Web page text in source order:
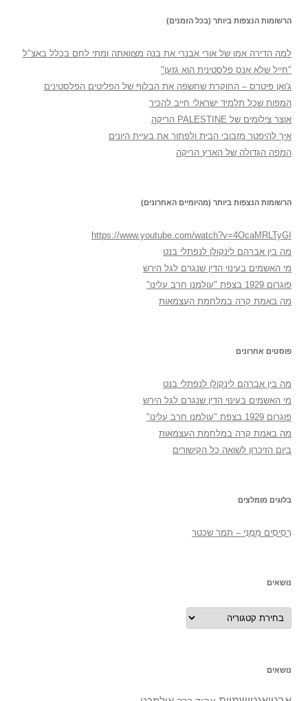
הרשומות הנצפות ביותר (בכל הזמנים)
למה הדירה אמו של אורי אבנרי את בנה מצוואתה ומתי לחם בכלל באצ"ל
"חייל שלא אנס פלסטינית הוא גזען"
ג'ואן פיטרס – החוקרת שחשפה את הבלוף של הפליטים הפלסטינים
המפות שכל תלמיד ישראלי חייב להכיר
אוצר צילומים של PALESTINE הריקה
איך להיפטר מזבובי הבית ולפתור את בעיית היונים
המפה הגדולה של הארץ הריקה
הרשומות הנצפות ביותר (מהיומיים האחרונים)
https://www.youtube.com/watch?v=4OcaMRLTyGI
מה בין אברהם לינקולן לנפתלי בנט
מי האשמים בעינוי הדין שנגרם לגל הירש
פוגרום 1929 בצפת "עולמנו חרב עלינו"
מה באמת קרה במלחמת העצמאות
פוסטים אחרונים
מה בין אברהם לינקולן לנפתלי בנט
מי האשמים בעינוי הדין שנגרם לגל הירש
פוגרום 1929 בצפת "עולמנו חרב עלינו"
מה באמת קרה במלחמת העצמאות
ביום הזיכרון לשואה כל הקישורים
בלוגים מומלצים
רְסִיסִים מִמֶנִי – תמר שכטר
נושאים
נושאים
נושאים